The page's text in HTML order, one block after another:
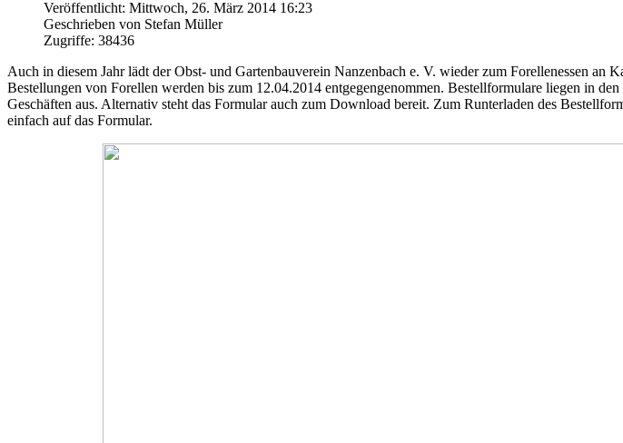
Veröffentlicht: Mittwoch, 26. März 2014 16:23
Geschrieben von Stefan Müller
Zugriffe: 38436
Auch in diesem Jahr lädt der Obst- und Gartenbauverein Nanzenbach e. V. wieder zum Forellenessen an
Bestellungen von Forellen werden bis zum 12.04.2014 entgegengenommen. Bestellformulare liegen in den
Geschäften aus. Alternativ steht das Formular auch zum Download bereit. Zum Runterladen des
einfach auf das Formular.